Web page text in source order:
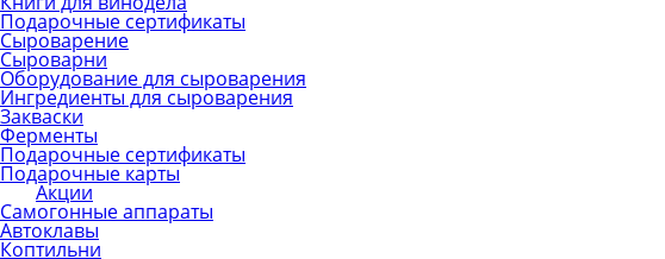
Подарочные сертификаты
Сыроварение
Сыроварни
Оборудование для сыроварения
Ингредиенты для сыроварения
Закваски
Ферменты
Подарочные сертификаты
Подарочные карты
Акции
Самогонные аппараты
Автоклавы
Коптильни